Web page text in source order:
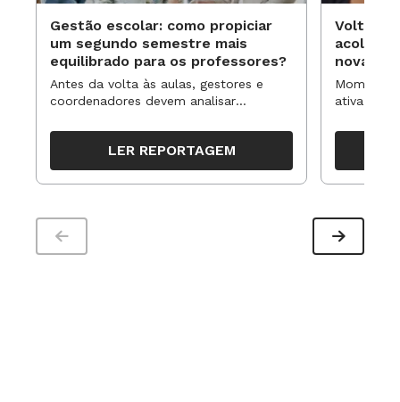
Gestão escolar: como propiciar
um segundo semestre mais
equilibrado para os professores?
Antes da volta às aulas, gestores e
coordenadores devem analisar
organizar ações para orientar o
trabalho pedagógico ao longo do
período
LER REPORTAGEM
Volta às
novas
ativa
propostas